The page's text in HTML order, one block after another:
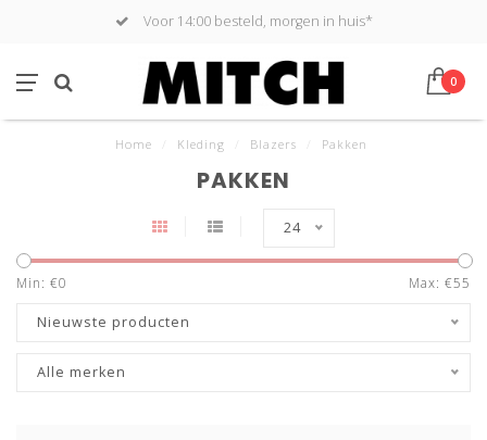
Voor 14:00 besteld, morgen in huis*
0
Home Kleding Blazers Pakken
PAKKEN
24
Min: €0 Max: €55
Nieuwste producten
Alle merken